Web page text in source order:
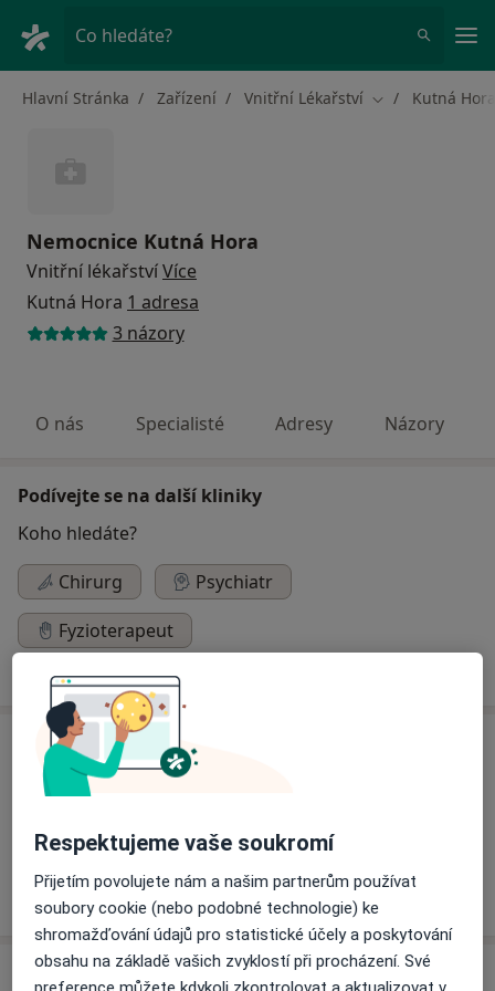
Co hledáte?
Hlavní Stránka Zařízení Vnitřní Lékařství Změna města
Kutná Hora
Nemocnice Kutná Hora
Vnitřní lékařstvíVíce
Kutná Hora 1 adresa
3 názory
O nás Specialisté Adresy Názory
Podívejte se na další kliniky
Koho hledáte?
Chirurg
Psychiatr
Fyzioterapeut
Hledejte jinou specializaci
O nás
Nemocnice Kutná Hora má oddělení chirurgické a
(anesteziologicko-resuscitační oddělení, oddělení
radiodiagnostiky, oddělení klinické biochemie a
hematologie, rehabilitační oddělení).
Specialisté Ověřte svou pojišťovnu
Respektujeme vaše soukromí
Přijetím povolujete nám a našim partnerům používat
soubory cookie (nebo podobné technologie) ke
shromažďování údajů pro statistické účely a poskytování
obsahu na základě vašich zvyklostí při procházení. Své